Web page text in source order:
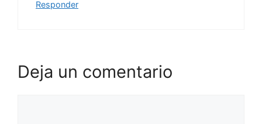
Responder
Deja un comentario